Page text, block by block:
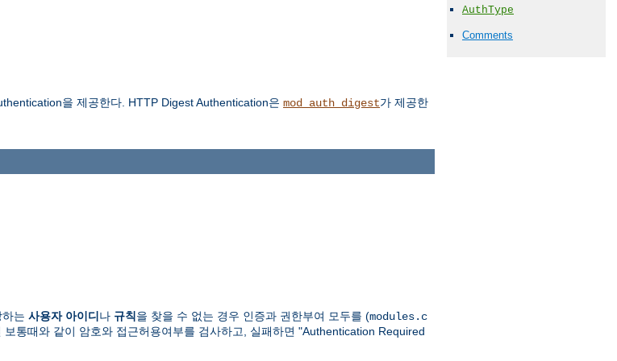
을 제공한다. HTTP Digest Authentication은 mod_auth_digest가 제공한
AuthType
Comments
는 사용자 아이디 나 규칙을 찾을 수 없는 경우 인증과 권한부여 모두를 (modules.c
통때와 같이 암호와 접근허용여부를 검사하고, 실패하면 "Authentication Required